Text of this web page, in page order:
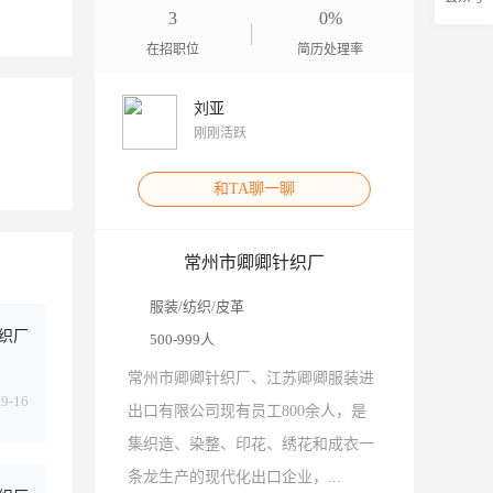
厂
16
3
在招职位
0%
简历处理率
刘亚
刚刚活跃
和TA聊一聊
常州市卿卿针织厂
服装/纺织/皮革
500-999人
常州市卿卿针织厂、江苏卿卿服装进
出口有限公司现有员工800余人，是
集织造、染整、印花、绣花和成衣一
条龙生产的现代化出口企业，...